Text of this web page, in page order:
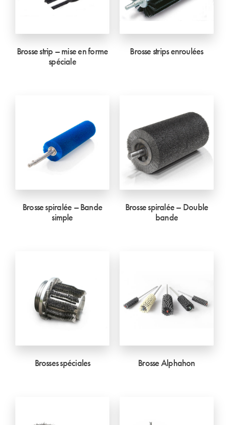
Brosse strip – mise en forme
spéciale
Brosse strips enroulées
Brosse spiralée – Bande
simple
Brosse spiralée – Double
bande
Brosses spéciales Brosse Alphahon